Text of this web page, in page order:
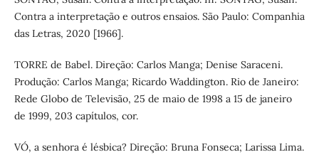
Contra a interpretação e outros ensaios. São Paulo: Companhia
das Letras, 2020 [1966].
TORRE de Babel. Direção: Carlos Manga; Denise Saraceni.
Produção: Carlos Manga; Ricardo Waddington. Rio de Janeiro:
Rede Globo de Televisão, 25 de maio de 1998 a 15 de janeiro
de 1999, 203 capítulos, cor.
VÓ, a senhora é lésbica? Direção: Bruna Fonseca; Larissa Lima.